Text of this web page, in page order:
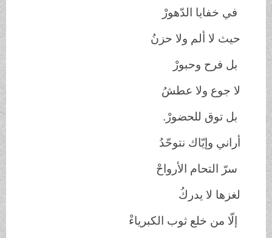
في خفايا الدّهورْ
حيث لا ألم ولا حزنُ
بل فرح وحبورْ
لا جوع ولا عطشُ
بل توق للحضورْ.
أراني وإيّاك نتوحّدُ
سرّ التحام الأرواحْ
لغزها لا يدركُ
إلّا من خلع ثوب الكبرياءْ